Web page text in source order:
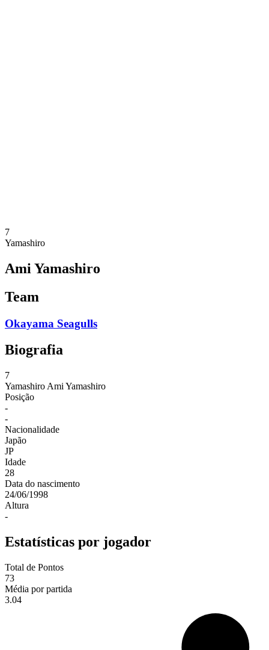
7
Yamashiro
Ami Yamashiro
Team
Okayama Seagulls
Biografia
7
Yamashiro Ami Yamashiro
Posição
-
-
Nacionalidade
Japão
JP
Idade
28
Data do nascimento
24/06/1998
Altura
-
Estatísticas por jogador
Total de Pontos
73
Média por partida
3.04